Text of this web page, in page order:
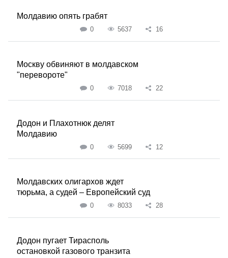
Молдавию опять грабят
0 5637 16
Москву обвиняют в молдавском
"перевороте"
0 7018 22
Додон и Плахотнюк делят
Молдавию
0 5699 12
Молдавских олигархов ждет
тюрьма, а судей – Европейский суд
0 8033 28
Додон пугает Тирасполь
остановкой газового транзита